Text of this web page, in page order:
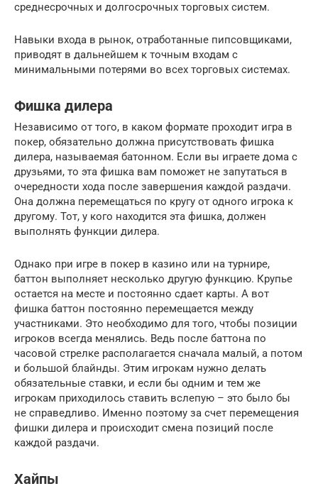
среднесрочных и долгосрочных торговых систем.
Навыки входа в рынок, отработанные пипсовщиками,
приводят в дальнейшем к точным входам с
минимальными потерями во всех торговых системах.
Фишка дилера
Независимо от того, в каком формате проходит игра в
покер, обязательно должна присутствовать фишка
дилера, называемая батонном. Если вы играете дома с
друзьями, то эта фишка вам поможет не запутаться в
очередности хода после завершения каждой раздачи.
Она должна перемещаться по кругу от одного игрока к
другому. Тот, у кого находится эта фишка, должен
выполнять функции дилера.
Однако при игре в покер в казино или на турнире,
баттон выполняет несколько другую функцию. Крупье
остается на месте и постоянно сдает карты. А вот
фишка баттон постоянно перемещается между
участниками. Это необходимо для того, чтобы позиции
игроков всегда менялись. Ведь после баттона по
часовой стрелке располагается сначала малый, а потом
и большой блайнды. Этим игрокам нужно делать
обязательные ставки, и если бы одним и тем же
игрокам приходилось ставить вслепую – это было бы
не справедливо. Именно поэтому за счет перемещения
фишки дилера и происходит смена позиций после
каждой раздачи.
Хайпы